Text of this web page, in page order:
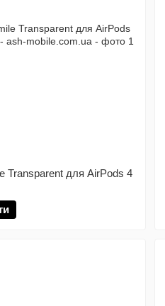
Transparent для AirPods 4